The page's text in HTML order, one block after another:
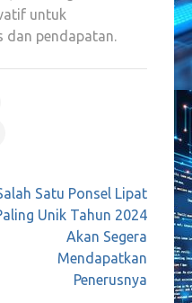
untuk
dan pendapatan.
Satu Ponsel Lipat
Unik Tahun 2024
Akan Segera
Mendapatkan
Penerusnya